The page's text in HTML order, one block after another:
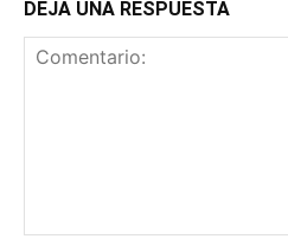
DEJA UNA RESPUESTA